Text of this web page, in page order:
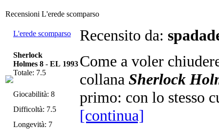
Recensioni L'erede scomparso
L'erede scomparso Recensito da:
Come a voler
collana Sherlock
primo: con lo stesso
[continua]
Sherlock
Holmes 8 - EL 1993
Totale: 7.5
Giocabilità: 8
Difficoltà: 7.5
Longevità: 7